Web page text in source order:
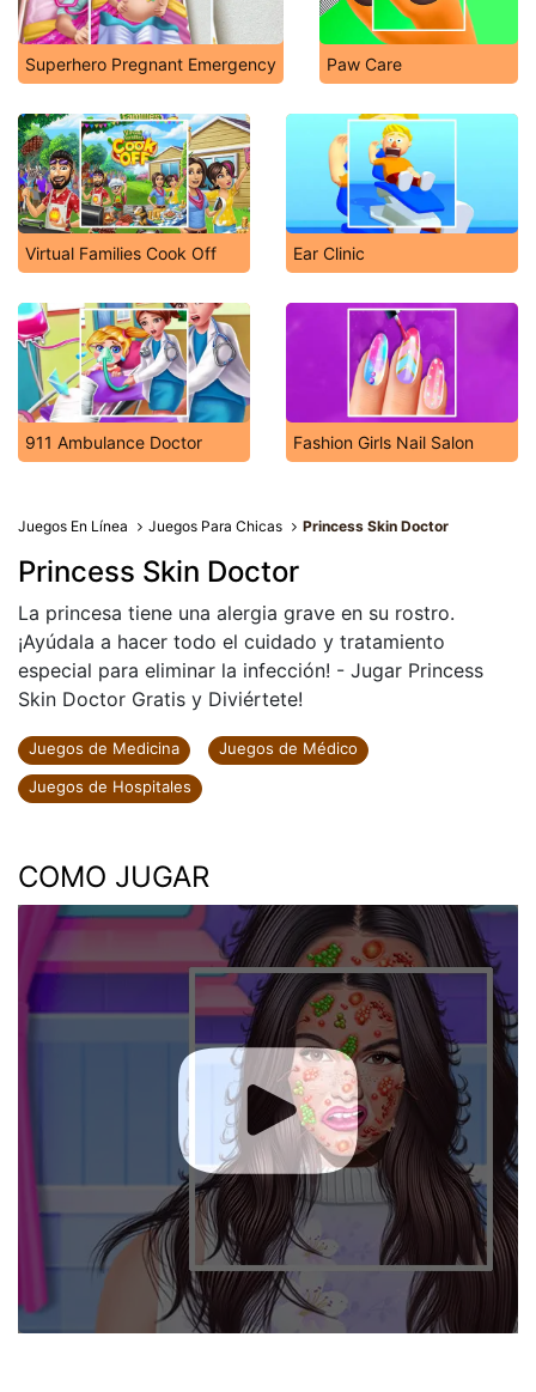
Superhero Pregnant Emergency Paw Care
Virtual Families Cook Off Ear Clinic
911 Ambulance Doctor Fashion Girls Nail Salon
Juegos En Línea Juegos Para Chicas Princess Skin Doctor
Princess Skin Doctor
La princesa tiene una alergia grave en su rostro.
¡Ayúdala a hacer todo el cuidado y tratamiento
especial para eliminar la infección! - Jugar Princess
Skin Doctor Gratis y Diviértete!
Juegos de Medicina
Juegos de Médico
Juegos de Hospitales
COMO JUGAR